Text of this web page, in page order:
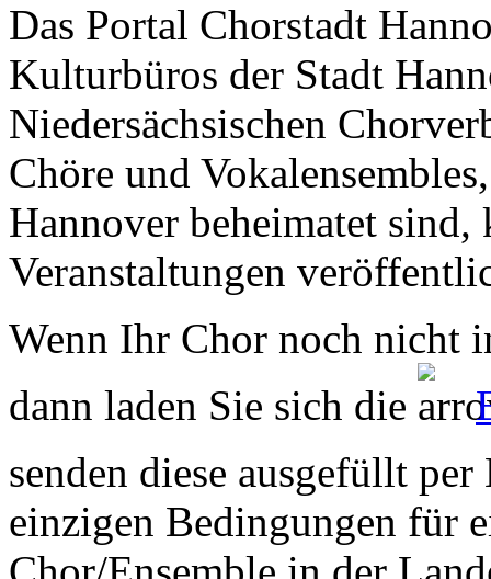
Das Portal Chorstadt
Kulturbüros der Stadt
Niedersächsischen
Chöre und
Hannover beheimatet sind,
Veranstaltungen
Wenn Ihr Chor noch nicht
dann laden Sie sich die
senden diese ausgefüllt
einzigen Bedingungen für